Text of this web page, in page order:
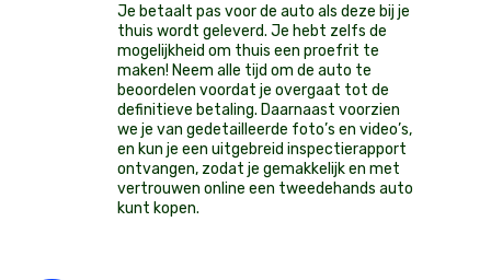
Je betaalt pas voor de auto als deze bij je
thuis wordt geleverd. Je hebt zelfs de
mogelijkheid om thuis een proefrit te
maken! Neem alle tijd om de auto te
beoordelen voordat je overgaat tot de
definitieve betaling. Daarnaast voorzien
we je van gedetailleerde foto’s en video’s,
en kun je een uitgebreid inspectierapport
ontvangen, zodat je gemakkelijk en met
vertrouwen online een tweedehands auto
kunt kopen.